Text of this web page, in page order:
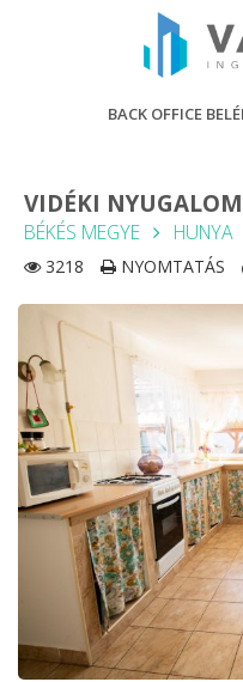
BACK OFFICE
VIDÉKI
BÉKÉS MEGYE HUNYA
3218 NYOMTATÁS